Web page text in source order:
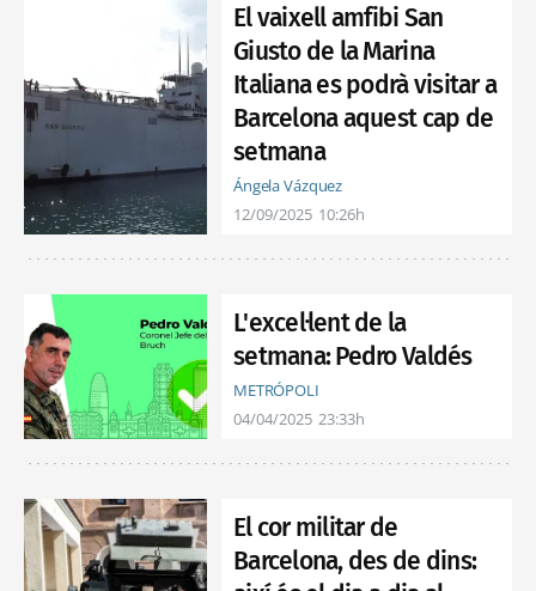
El vaixell amfibi San
Giusto de la Marina
Italiana es podrà visitar a
Barcelona aquest cap de
setmana
Ángela Vázquez
12/09/2025 10:26h
L'excel·lent de la
setmana: Pedro Valdés
METRÓPOLI
04/04/2025 23:33h
El cor militar de
Barcelona, des de dins: